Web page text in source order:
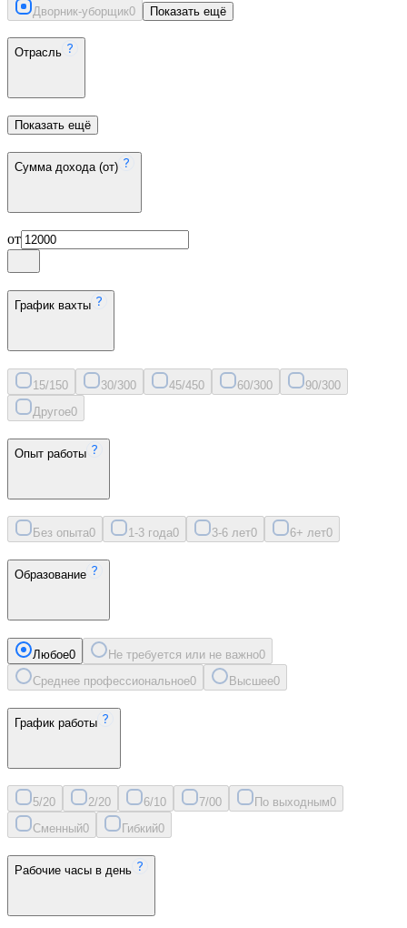
Дворник-уборщик0 Показать ещё
Отрасль
Показать ещё
Сумма дохода (от)
от
График вахты
15/150 30/300 45/450 60/300 90/300
Другое0
Опыт работы
Без опыта0 1-3 года0 3-6 лет0 6+ лет0
Образование
Любое0 Не требуется или не важно0
Среднее профессиональное0 Высшее0
График работы
5/20 2/20 6/10 7/00 По выходным0
Сменный0 Гибкий0
Рабочие часы в день